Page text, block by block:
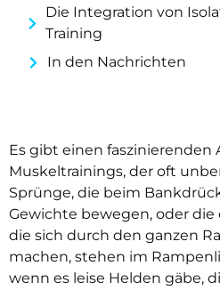
Die Integration von
Training
In den Nachrichten
Es gibt einen faszinierenden
Muskeltrainings, der oft
Sprünge, die beim
Gewichte bewegen, oder die
die sich durch den ganzen
machen, stehen im
wenn es leise Helden gäbe,